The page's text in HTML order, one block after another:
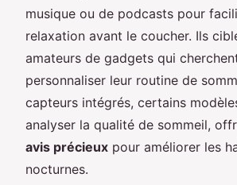
musique ou de podcasts pour
relaxation avant le coucher. Ils
amateurs de gadgets qui
personnaliser leur routine de
capteurs intégrés, certains
analyser la qualité de sommeil,
avis précieux pour améliorer les
nocturnes.